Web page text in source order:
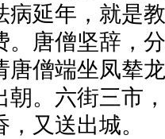
延年，就是
。唐僧坚辞，
唐僧端坐凤辇
朝。六街三市
香，又送出